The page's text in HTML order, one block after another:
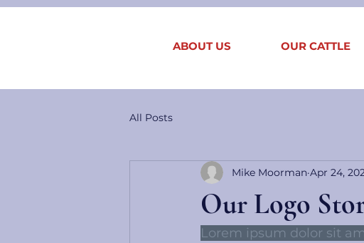
ABOUT US OUR CATTLE
All Posts
Our Logo
Mike Moorman Apr 24,
Lorem ipsum dolor sit